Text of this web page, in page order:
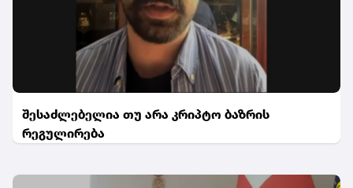
შესაძლებელია თუ არა კრიპტო ბაზრის
რეგულირება